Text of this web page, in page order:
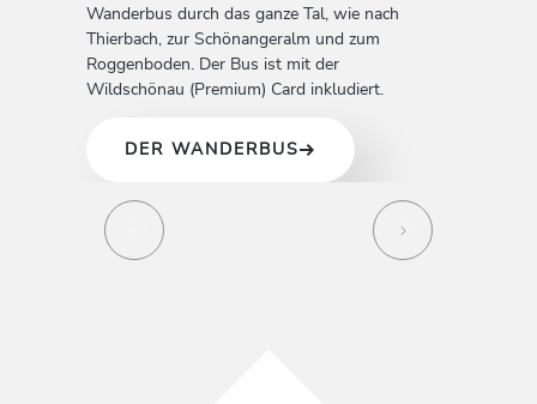
Wanderbus durch das ganze Tal, wie nach
Thierbach, zur Schönangeralm und zum
Roggenboden. Der Bus ist mit der
Wildschönau (Premium) Card inkludiert.
DER WANDERBUS